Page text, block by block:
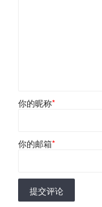
你的昵称*
你的邮箱*
提交评论